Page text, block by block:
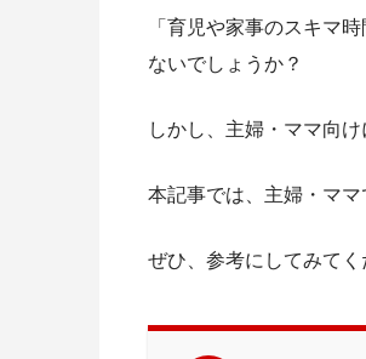
「育児や家事のスキマ
ないでしょうか？
しかし、主婦・ママ向
本記事では、 主婦・マ
ぜひ、参考にしてみてく